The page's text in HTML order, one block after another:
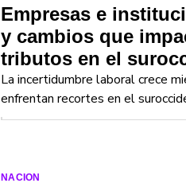
Empresas e
y cambios que
tributos en el
La incertidumbre laboral crece
enfrentan recortes en el
NACION